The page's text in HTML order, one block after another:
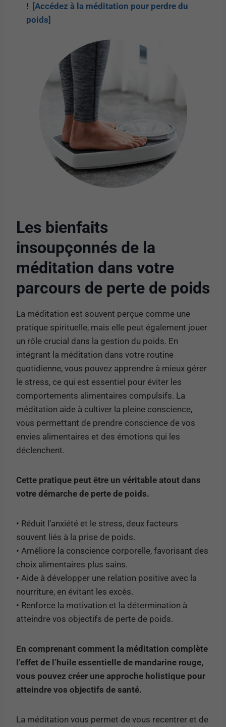
! [Accédez à la méditation pour perdre du
poids]
Les bienfaits
insoupçonnés de la
méditation dans votre
parcours de perte de poids
La méditation est souvent perçue comme une
pratique spirituelle, mais elle peut également jouer
un rôle crucial dans la gestion du poids. En
intégrant la méditation dans votre routine
quotidienne, vous pouvez apprendre à mieux gérer
le stress, ce qui est essentiel pour éviter les
comportements alimentaires compulsifs. La
méditation aide à cultiver la pleine conscience,
vous permettant de prendre conscience de vos
envies alimentaires et des émotions qui les
déclenchent.
Cette pratique peut être un véritable atout dans
votre démarche de perte de poids.
• Réduit l’anxiété et le stress, deux facteurs
souvent liés à la prise de poids.
• Améliore la conscience corporelle, favorisant des
choix alimentaires plus sains.
• Aide à développer une relation positive avec la
nourriture, en évitant les excès.
• Renforce la motivation et la détermination à
atteindre vos objectifs de perte de poids.
En comprenant comment la méditation complète
l’effet de l’huile essentielle de mandarine rouge,
vous pouvez créer une approche holistique pour
atteindre vos objectifs de santé.
La méditation vous permet de vous recentrer et de